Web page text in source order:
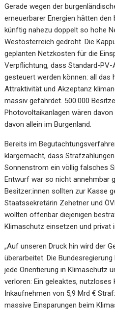
Gerade wegen der
erneuerbarer Energien hätten
künftig nahezu doppelt so hohe
Westösterreich gedroht. Die
geplanten Netzkosten für die
Verpflichtung, dass Standard-PV-
gesteuert werden können: all
Attraktivität und Akzeptanz
massiv gefährdet. 500.000
Photovoltaikanlagen wären
davon allein im Burgenland.
Bereits im
klargemacht, dass
Sonnenstrom ein völlig falsches
Entwurf war so nicht annehmbar
Besitzer:innen sollten zur Kasse
Staatssekretärin Zehetner und
wollten offenbar diejenigen
Klimaschutz einsetzen und privat
„Auf unseren Druck hin wird der
überarbeitet. Die
jede Orientierung in Klimaschutz
verloren: Ein geleaktes, nutzloses
Inkaufnehmen von 5,9 Mrd €
massive Einsparungen beim